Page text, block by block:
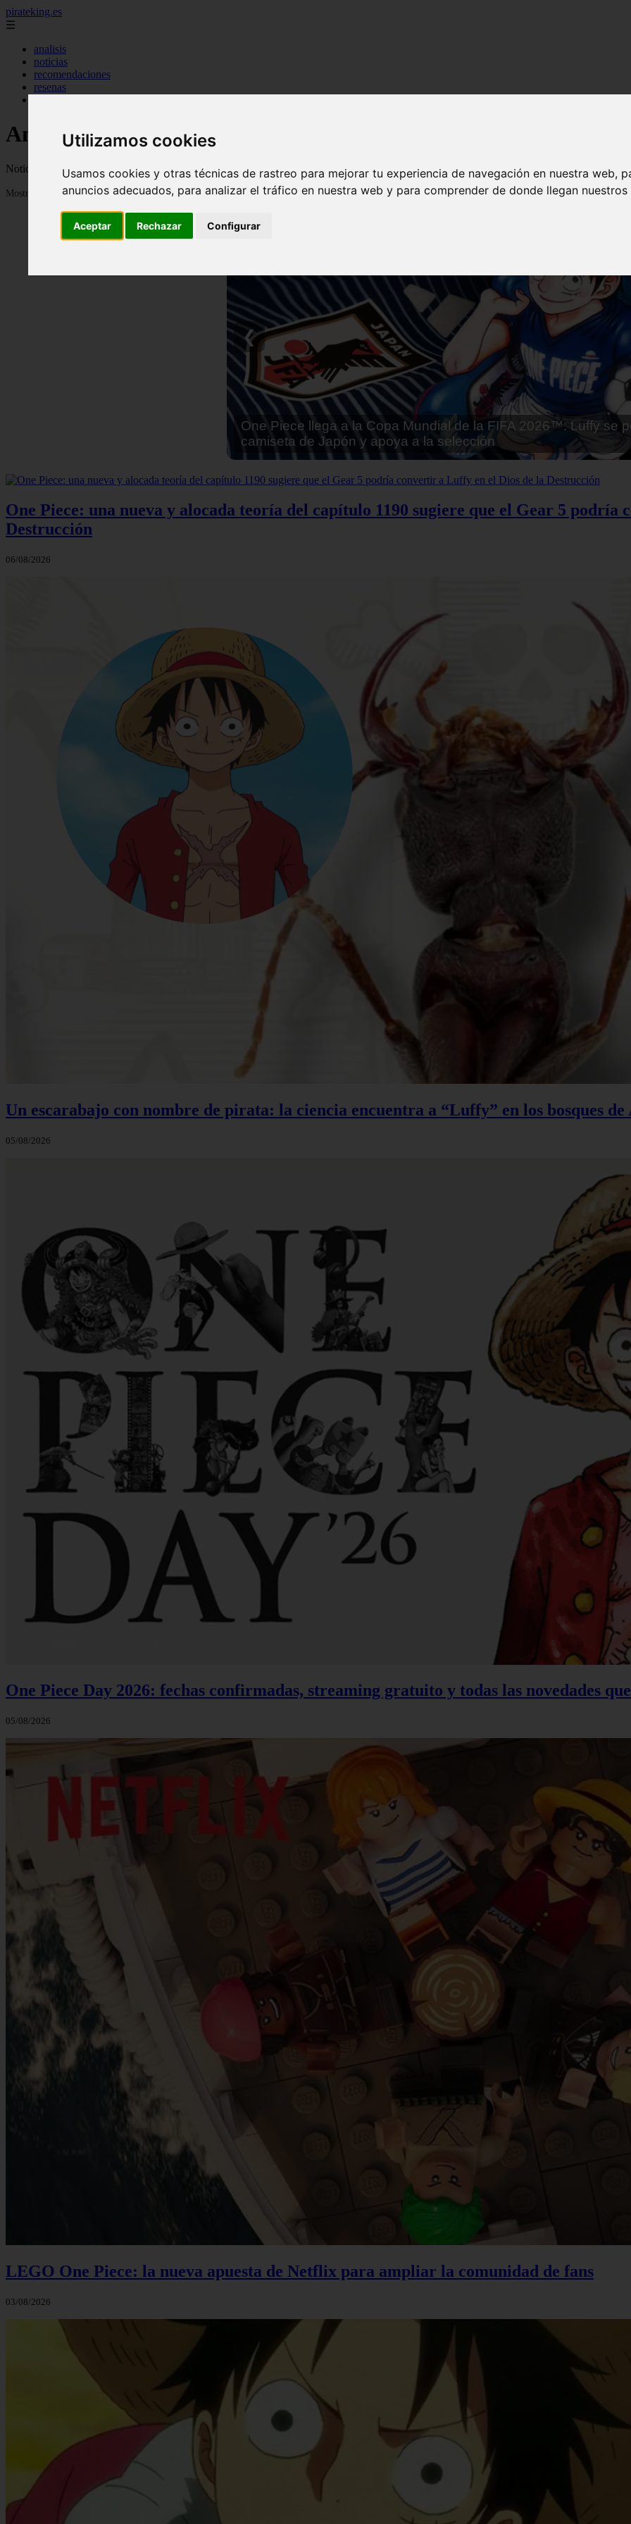
Utilizamos cookies
Usamos cookies y otras técnicas de rastreo para mejorar tu experiencia de navegación en nuestra web,
anuncios adecuados, para analizar el tráfico en nuestra web y para comprender de donde llegan
Aceptar Rechazar Configurar
pirateking.es
☰
analisis
noticias
recomendaciones
resenas
Anime en Español
Noticias, novedades, fanfics, trailers, videos, avances y todo sobre anime en español
Mostrando 1 - 24 de 234 artículos
Reseña Hentai - Kuroinu: Kedakaki Seijo wa Hakudaku ni
Español
❮
One Piece: una nueva y alocada teoría del capítulo 1190 sugiere que el Gear 5
Destrucción
06/08/2026
Un escarabajo con nombre de pirata: la ciencia encuentra a “Luffy” en los bosques de
05/08/2026
One Piece Day 2026: fechas confirmadas, streaming gratuito y todas las novedades
05/08/2026
LEGO One Piece: la nueva apuesta de Netflix para ampliar la comunidad de fans
03/08/2026